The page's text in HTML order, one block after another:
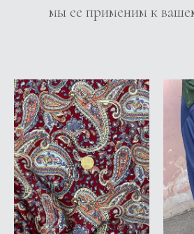
мы ее применим к